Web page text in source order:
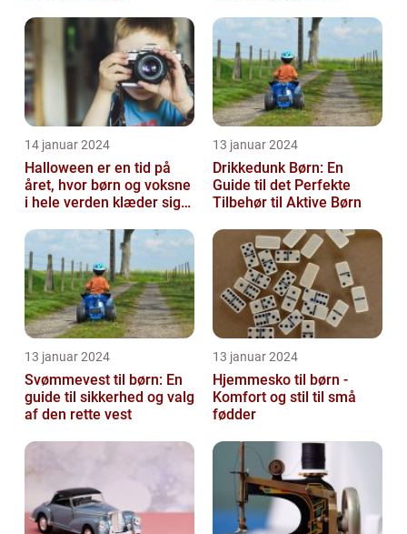
14 januar 2024
Halloween er en tid på
året, hvor børn og voksne
i hele verden klæder sig
fant...
13 januar 2024
Drikkedunk Børn: En
Guide til det Perfekte
Tilbehør til Aktive Børn
13 januar 2024
Svømmevest til børn: En
guide til sikkerhed og valg
af den rette vest
13 januar 2024
Hjemmesko til børn -
Komfort og stil til små
fødder